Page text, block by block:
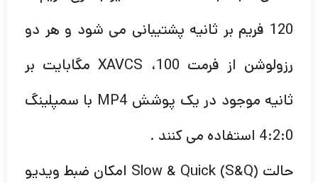
120 فریم بر ثانیه پشتیبانی می شود و هر دو
رزولوشن از فرمت XAVCS ،100 مگابایت بر
ثانیه موجود در یک پوشش MP4 با سمپلینگ
4:2:0 استفاده می کنند .
حالت Slow & Quick (S&Q) امکان ضبط ویدیو